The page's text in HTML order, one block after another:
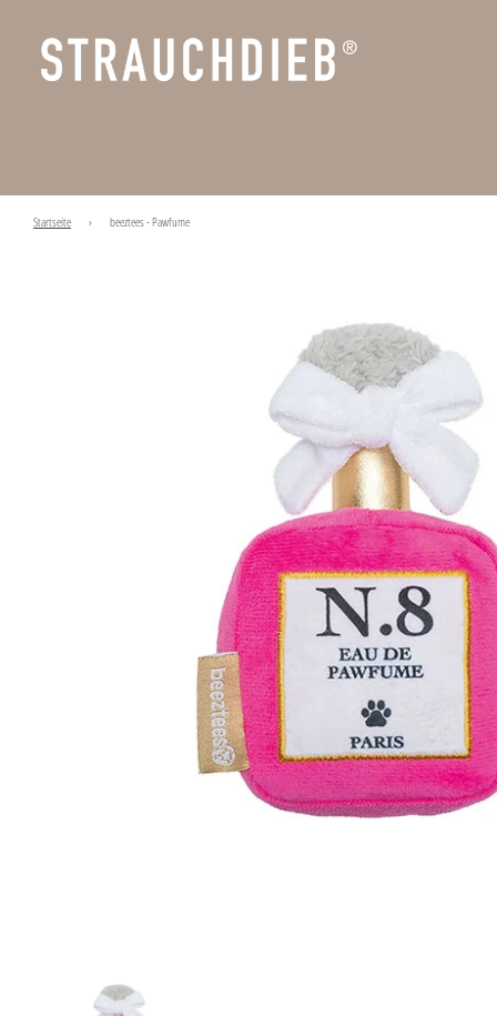
Startseite › beeztees - Pawfume